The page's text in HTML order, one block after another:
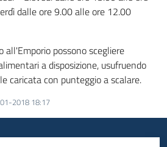
dalle ore 9.00 alle ore 12.00
all'Emporio possono scegliere
a disposizione, usufruendo
caricata con punteggio a scalare.
2018 18:17